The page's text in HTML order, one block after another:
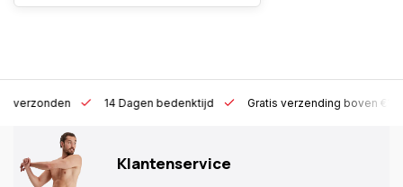
h verzonden 14 Dagen bedenktijd Gratis verzending boven
Klantenservice